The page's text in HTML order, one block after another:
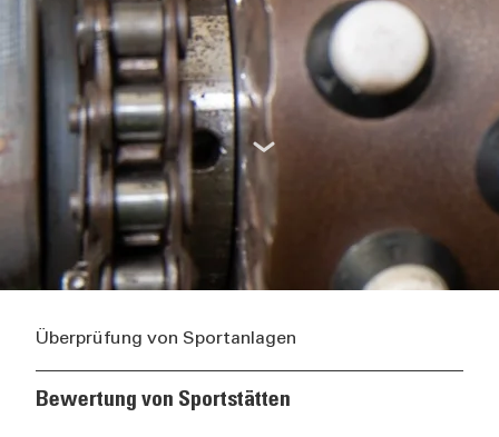
Überprüfung von Sportanlagen
Bewertung von Sportstätten